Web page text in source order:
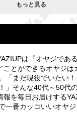
もっと見る
は『オヤジであ
ことができるオヤジは
「まだ現役でいたい
」そんな40代～50代
報を毎日お届けする
一番カッコいいオヤ